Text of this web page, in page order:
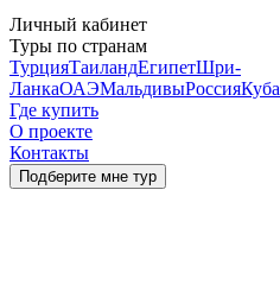
Личный кабинет
Туры по странам
ТурцияТаиландЕгипетШри-
ЛанкаОАЭМальдивыРоссияКуба
Где купить
О проекте
Контакты
Подберите мне тур